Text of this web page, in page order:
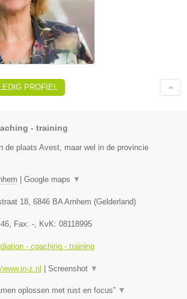
PROFIEL
- training
de plaats Avest, maar wel in de provincie
Google maps ▼
18 6846 BA Arnhem (Gelderland)
, Fax: - , KvK: 08118995
- coaching - training
z.nl Screenshot ▼
oplossen met rust en focus” ▼